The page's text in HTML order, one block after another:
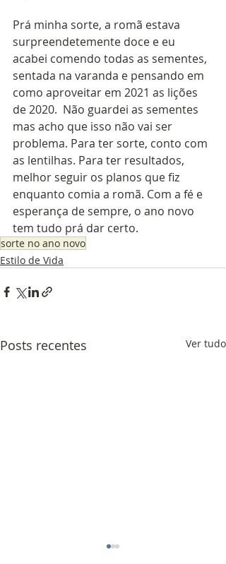
Prá minha sorte, a romã estava
surpreendetemente doce e eu
acabei comendo todas as sementes,
sentada na varanda e pensando em
como aproveitar em 2021 as lições
de 2020.  Não guardei as sementes
mas acho que isso não vai ser
problema. Para ter sorte, conto com
as lentilhas. Para ter resultados,
melhor seguir os planos que fiz
enquanto comia a romã. Com a fé e
esperança de sempre, o ano novo
tem tudo prá dar certo.
sorte no ano novo
Estilo de Vida
Posts recentes Ver tudo